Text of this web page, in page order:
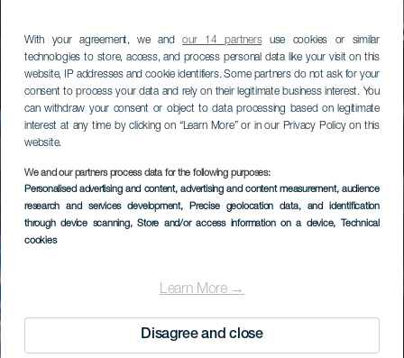
With your agreement, we andour 14 partnersuse cookies or similar
technologies to store, access, and process personal data like your visit on this
website, IP addresses and cookie identifiers. Some partners do not ask for your
consent to process your data and rely on their legitimate business interest. You
can withdraw your consent or object to data processing based on legitimate
interest at any time by clicking on “Learn More” or in our Privacy Policy on this
website.
We and our partners process data for the following purposes:
Personalised advertising and content, advertising and content measurement, audience
research and services development, Precise geolocation data, and identification
through device scanning, Store and/or access information on a device, Technical
cookies
Learn More →
Disagree and close